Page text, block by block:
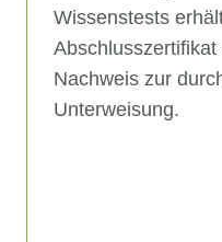
Wissenstests
Nachweis zur
Unterweisung.